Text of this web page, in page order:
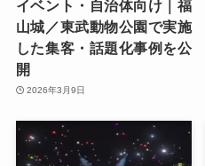
イベント・自治体向け｜福
山城／東武動物公園で実施
した集客・話題化事例を公
開
2026年3月9日